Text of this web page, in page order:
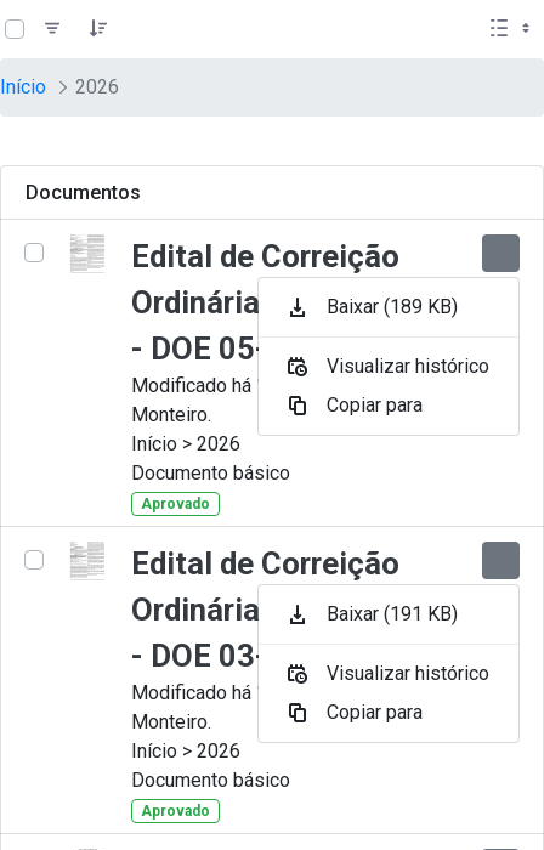
Pular para o Conteúdo principal
teste descricao
Início 2026
Documentos
Edital de Correição
Ordinária nº 009-2026
- DOE 05-08-2026
Modificado há 13 horas por Juliana
Monteiro.
Início > 2026
Documento básico
Aprovado
Edital de Correição
Ordinária nº 008-2026
- DOE 03-07-2026
Modificado há 1 Mês por Juliana
Monteiro.
Início > 2026
Documento básico
Aprovado
Baixar (189 KB)
Visualizar histórico
Copiar para
Baixar (191 KB)
Visualizar histórico
Copiar para